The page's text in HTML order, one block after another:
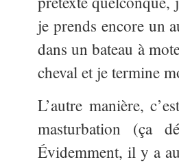
je prends encore un
dans un bateau à
cheval et je termine
L’autre manière,
masturbation (ça
Évidemment, il y a